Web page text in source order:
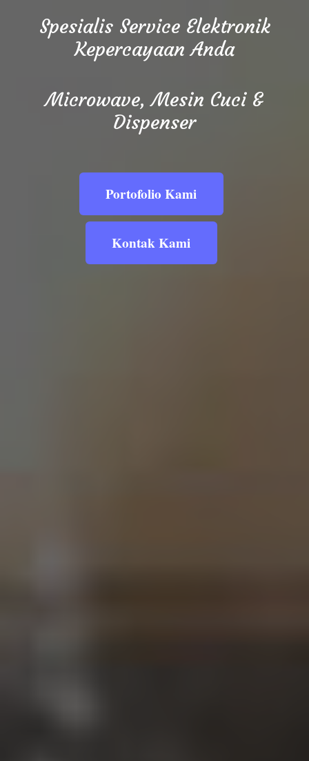
Spesialis Service Elektronik
Kepercayaan Anda
Microwave, Mesin Cuci &
Dispenser
Portofolio Kami
Kontak Kami